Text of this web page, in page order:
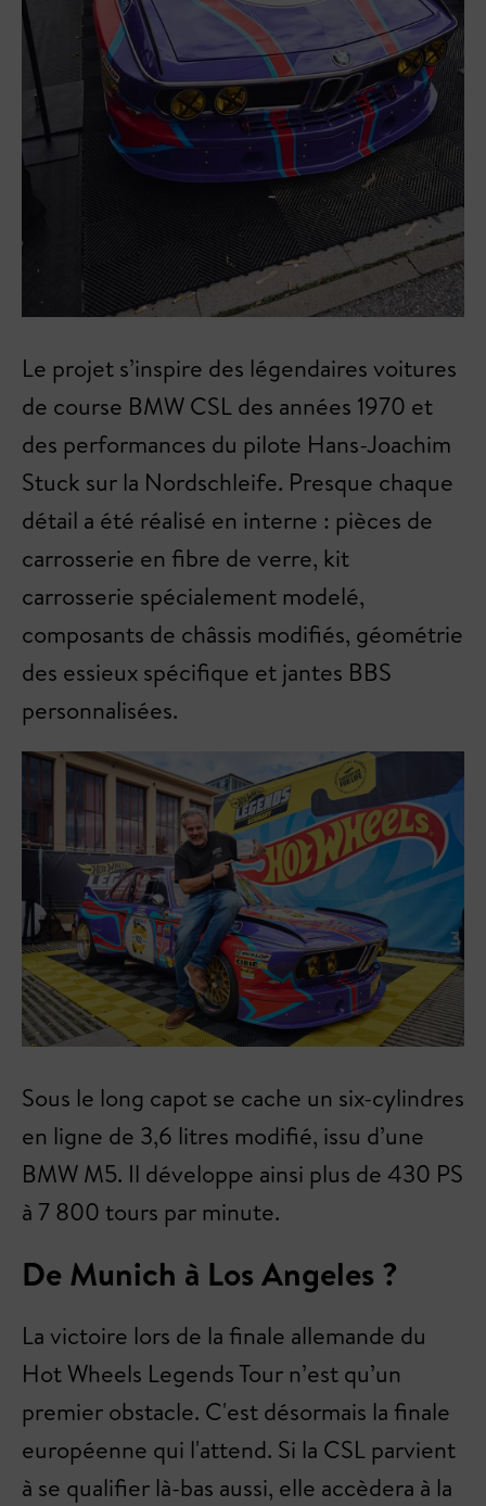
Le projet s’inspire des légendaires voitures
de course BMW CSL des années 1970 et
des performances du pilote Hans-Joachim
Stuck sur la Nordschleife. Presque chaque
détail a été réalisé en interne : pièces de
carrosserie en fibre de verre, kit
carrosserie spécialement modelé,
composants de châssis modifiés, géométrie
des essieux spécifique et jantes BBS
personnalisées.
Sous le long capot se cache un six-cylindres
en ligne de 3,6 litres modifié, issu d’une
BMW M5. Il développe ainsi plus de 430 PS
à 7 800 tours par minute.
De Munich à Los Angeles ?
La victoire lors de la finale allemande du
Hot Wheels Legends Tour n’est qu’un
premier obstacle. C'est désormais la finale
européenne qui l'attend. Si la CSL parvient
à se qualifier là-bas aussi, elle accèdera à la